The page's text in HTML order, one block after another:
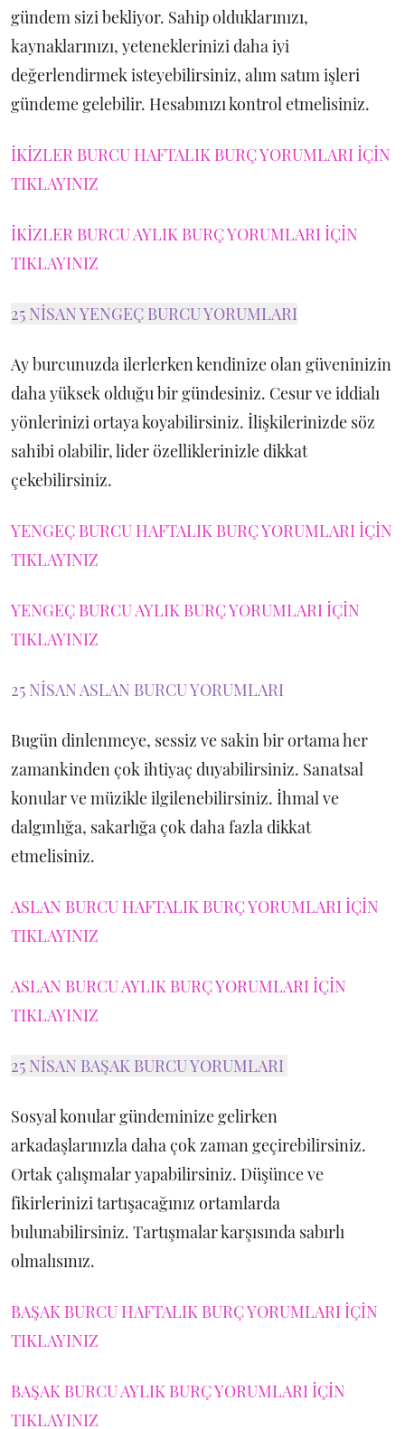
gündem sizi bekliyor. Sahip olduklarınızı,
kaynaklarınızı, yeteneklerinizi daha iyi
değerlendirmek isteyebilirsiniz, alım satım işleri
gündeme gelebilir. Hesabınızı kontrol etmelisiniz.
İKİZLER BURCU HAFTALIK BURÇ YORUMLARI İÇİN
TIKLAYINIZ
İKİZLER BURCU AYLIK BURÇ YORUMLARI İÇİN
TIKLAYINIZ
25 NİSAN YENGEÇ BURCU YORUMLARI
Ay burcunuzda ilerlerken kendinize olan güveninizin
daha yüksek olduğu bir gündesiniz. Cesur ve iddialı
yönlerinizi ortaya koyabilirsiniz. İlişkilerinizde söz
sahibi olabilir, lider özelliklerinizle dikkat
çekebilirsiniz.
YENGEÇ BURCU HAFTALIK BURÇ YORUMLARI İÇİN
TIKLAYINIZ
YENGEÇ BURCU AYLIK BURÇ YORUMLARI İÇİN
TIKLAYINIZ
25 NİSAN ASLAN BURCU YORUMLARI
Bugün dinlenmeye, sessiz ve sakin bir ortama her
zamankinden çok ihtiyaç duyabilirsiniz. Sanatsal
konular ve müzikle ilgilenebilirsiniz. İhmal ve
dalgınlığa, sakarlığa çok daha fazla dikkat
etmelisiniz.
ASLAN BURCU HAFTALIK BURÇ YORUMLARI İÇİN
TIKLAYINIZ
ASLAN BURCU AYLIK BURÇ YORUMLARI İÇİN
TIKLAYINIZ
25 NİSAN BAŞAK BURCU YORUMLARI
Sosyal konular gündeminize gelirken
arkadaşlarınızla daha çok zaman geçirebilirsiniz.
Ortak çalışmalar yapabilirsiniz. Düşünce ve
fikirlerinizi tartışacağınız ortamlarda
bulunabilirsiniz. Tartışmalar karşısında sabırlı
olmalısınız.
BAŞAK BURCU HAFTALIK BURÇ YORUMLARI İÇİN
TIKLAYINIZ
BAŞAK BURCU AYLIK BURÇ YORUMLARI İÇİN
TIKLAYINIZ